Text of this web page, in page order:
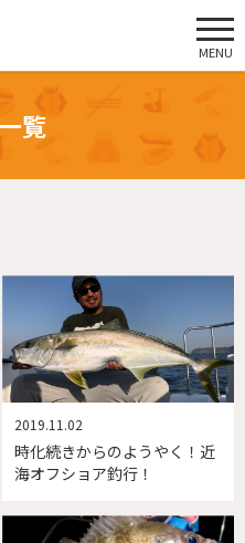
MENU
覧
時化続きからのようやく！近
海オフショア釣行！
2019.11.02